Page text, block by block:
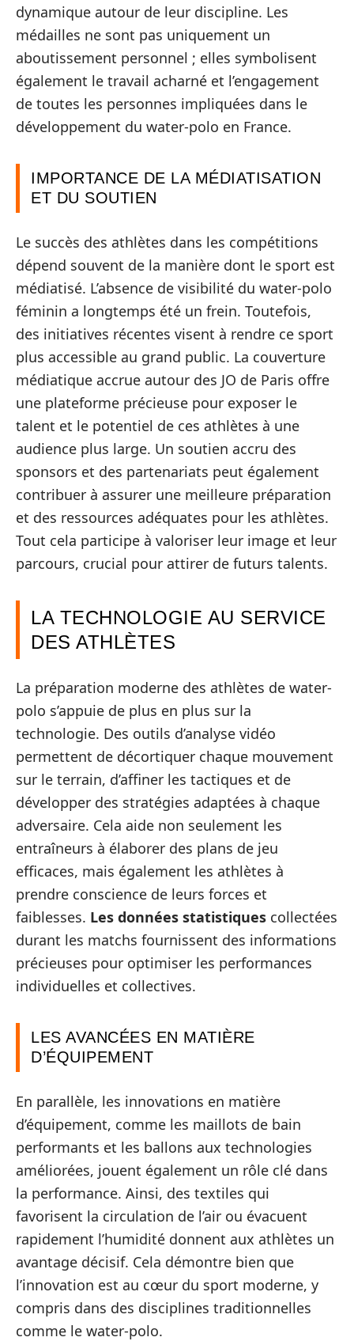
dynamique autour de leur discipline. Les
médailles ne sont pas uniquement un
aboutissement personnel ; elles symbolisent
également le travail acharné et l’engagement
de toutes les personnes impliquées dans le
développement du water-polo en France.
IMPORTANCE DE LA MÉDIATISATION
ET DU SOUTIEN
Le succès des athlètes dans les compétitions
dépend souvent de la manière dont le sport est
médiatisé. L’absence de visibilité du water-polo
féminin a longtemps été un frein. Toutefois,
des initiatives récentes visent à rendre ce sport
plus accessible au grand public. La couverture
médiatique accrue autour des JO de Paris offre
une plateforme précieuse pour exposer le
talent et le potentiel de ces athlètes à une
audience plus large. Un soutien accru des
sponsors et des partenariats peut également
contribuer à assurer une meilleure préparation
et des ressources adéquates pour les athlètes.
Tout cela participe à valoriser leur image et leur
parcours, crucial pour attirer de futurs talents.
LA TECHNOLOGIE AU SERVICE
DES ATHLÈTES
La préparation moderne des athlètes de water-
polo s’appuie de plus en plus sur la
technologie. Des outils d’analyse vidéo
permettent de décortiquer chaque mouvement
sur le terrain, d’affiner les tactiques et de
développer des stratégies adaptées à chaque
adversaire. Cela aide non seulement les
entraîneurs à élaborer des plans de jeu
efficaces, mais également les athlètes à
prendre conscience de leurs forces et
faiblesses. Les données statistiques collectées
durant les matchs fournissent des informations
précieuses pour optimiser les performances
individuelles et collectives.
LES AVANCÉES EN MATIÈRE
D’ÉQUIPEMENT
En parallèle, les innovations en matière
d’équipement, comme les maillots de bain
performants et les ballons aux technologies
améliorées, jouent également un rôle clé dans
la performance. Ainsi, des textiles qui
favorisent la circulation de l’air ou évacuent
rapidement l’humidité donnent aux athlètes un
avantage décisif. Cela démontre bien que
l’innovation est au cœur du sport moderne, y
compris dans des disciplines traditionnelles
comme le water-polo.